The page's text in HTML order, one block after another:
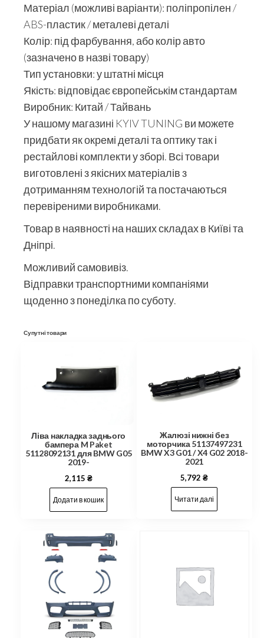
Матеріал (можливі варіанти): поліпропілен /
ABS-пластик / металеві деталі
Колір: під фарбування, або колір авто
(зазначено в назві товару)
Тип установки: у штатні місця
Якість: відповідає європейськім стандартам
Виробник: Китай / Тайвань
У нашому магазині KYIV TUNING ви можете
придбати як окремі деталі та оптику так і
рестайлові комплекти у зборі. Всі товари
виготовлені з якісних матеріалів з
дотриманням технологій та постачаються
перевіреними виробниками.
Товар в наявності на наших складах в Київі та
Дніпрі.
Можливий самовивіз.
Відправки транспортними компаніями
щоденно з понеділка по суботу.
Супутні товари
Ліва накладка заднього
бампера M Paket
51128092131 для BMW G05
2019-
2,115 ₴
Додати в кошик
Жалюзі нижні без
моторчика 51137497231
BMW X3 G01 / X4 G02 2018-
2021
5,792₴
Читати далі